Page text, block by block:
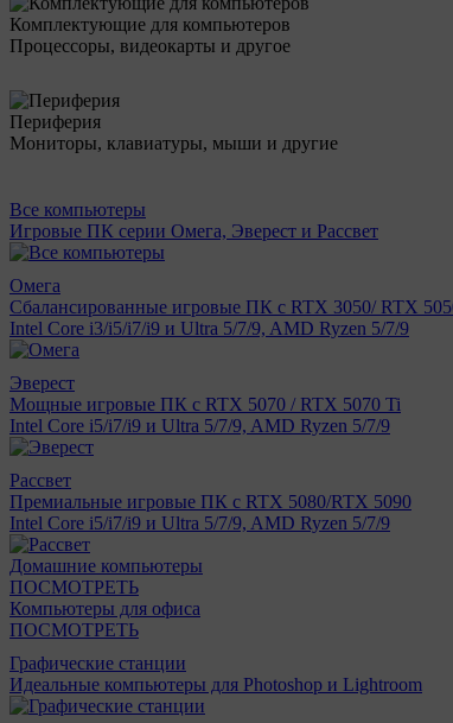
Комплектующие для компьютеров
Процессоры, видеокарты и другое
Периферия
Мониторы, клавиатуры, мыши и другие
Все компьютеры
Игровые ПК серии Омега, Эверест и Рассвет
Омега
Сбалансированные игровые ПК с RTX 3050/ RTX
Intel Core i3/i5/i7/i9 и Ultra 5/7/9, AMD Ryzen 5/7/9
Эверест
Мощные игровые ПК с RTX 5070 / RTX 5070 Ti
Intel Core i5/i7/i9 и Ultra 5/7/9, AMD Ryzen 5/7/9
Рассвет
Премиальные игровые ПК с RTX 5080/RTX 5090
Intel Core i5/i7/i9 и Ultra 5/7/9, AMD Ryzen 5/7/9
Домашние компьютеры
ПОСМОТРЕТЬ
Компьютеры для офиса
ПОСМОТРЕТЬ
Графические станции
Идеальные компьютеры для Photoshop и Lightroom